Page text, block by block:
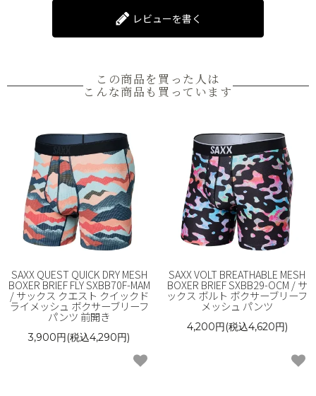
レビューを書く
この商品を買った人は
こんな商品も買っています
SAXX QUEST QUICK DRY MESH
BOXER BRIEF FLY SXBB70F-MAM
/ サックス クエスト クイックド
ライメッシュ ボクサーブリーフ
パンツ 前開き
3,900円(税込4,290円)
SAXX VOLT BREATHABLE MESH
BOXER BRIEF SXBB29-OCM / サ
ックス ボルト ボクサーブリーフ
メッシュ パンツ
4,200円(税込4,620円)